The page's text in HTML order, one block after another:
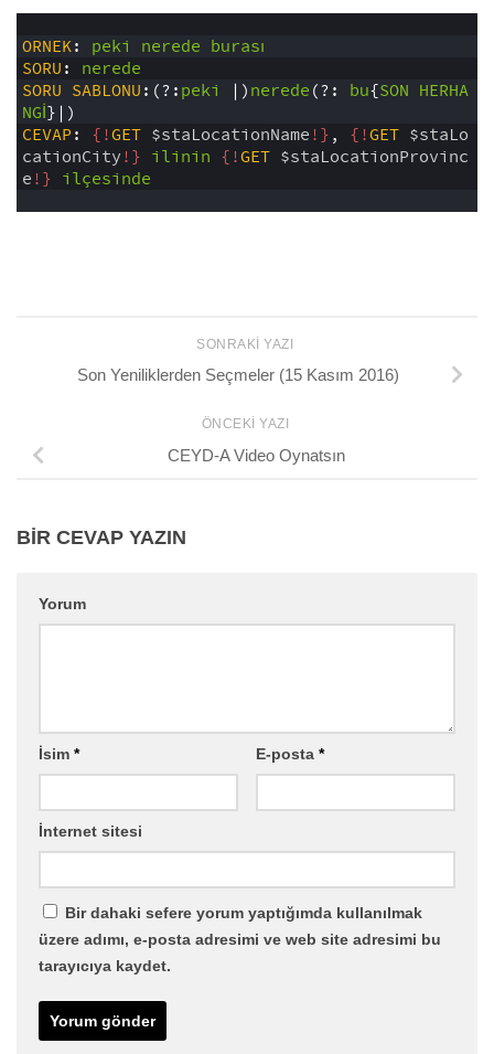
ORNEK: peki nerede burası
SORU: nerede
SORU SABLONU:(?:peki |)nerede(?: bu{SON HERHA
NGİ}|)
CEVAP: {!GET $staLocationName!}, {!GET $staLo
cationCity!} ilinin {!GET $staLocationProvinc
e!} ilçesinde
SONRAKI YAZI
Son Yeniliklerden Seçmeler (15 Kasım 2016)
ÖNCEKI YAZI
CEYD-A Video Oynatsın
BIR CEVAP YAZIN
Yorum
İsim * E-posta *
İnternet sitesi
Bir dahaki sefere yorum yaptığımda kullanılmak
üzere adımı, e-posta adresimi ve web site adresimi bu
tarayıcıya kaydet.